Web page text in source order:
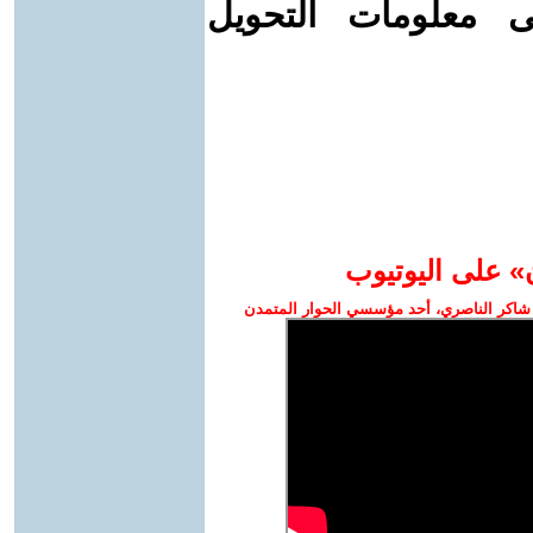
معلومات التحويل
على اليوتيوب
الناصري، أحد مؤسسي الحوار المتمدن